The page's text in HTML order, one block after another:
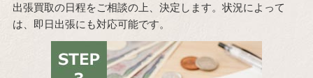
出張買取の日程をご相談の上、決定します。状況によって
は、即日出張にも対応可能です。